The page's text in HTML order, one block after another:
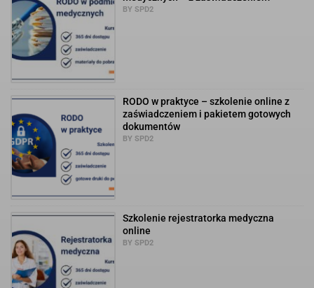
BY SPD2
RODO w praktyce – szkolenie online z
zaświadczeniem i pakietem gotowych
dokumentów
BY SPD2
Szkolenie rejestratorka medyczna
online
BY SPD2